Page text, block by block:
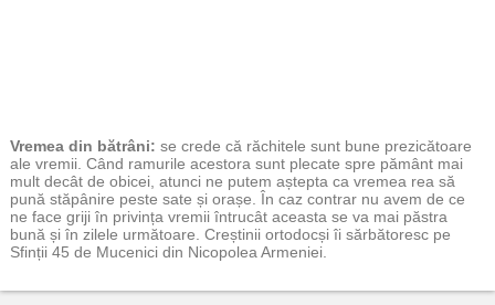
Vremea din bătrâni: se crede că răchitele sunt bune prezicătoare
ale vremii. Când ramurile acestora sunt plecate spre pământ mai
mult decât de obicei, atunci ne putem aștepta ca vremea rea să
pună stăpânire peste sate și orașe. În caz contrar nu avem de ce
ne face griji în privința vremii întrucât aceasta se va mai păstra
bună și în zilele următoare. Creștinii ortodocși îi sărbătoresc pe
Sfinții 45 de Mucenici din Nicopolea Armeniei.